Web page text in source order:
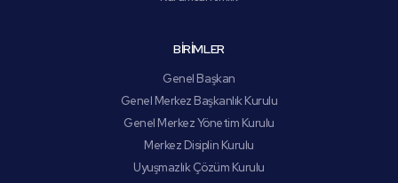
BİRİMLER
Genel Başkan
Genel Merkez Başkanlık Kurulu
Genel Merkez Yönetim Kurulu
Merkez Disiplin Kurulu
Uyuşmazlık Çözüm Kurulu